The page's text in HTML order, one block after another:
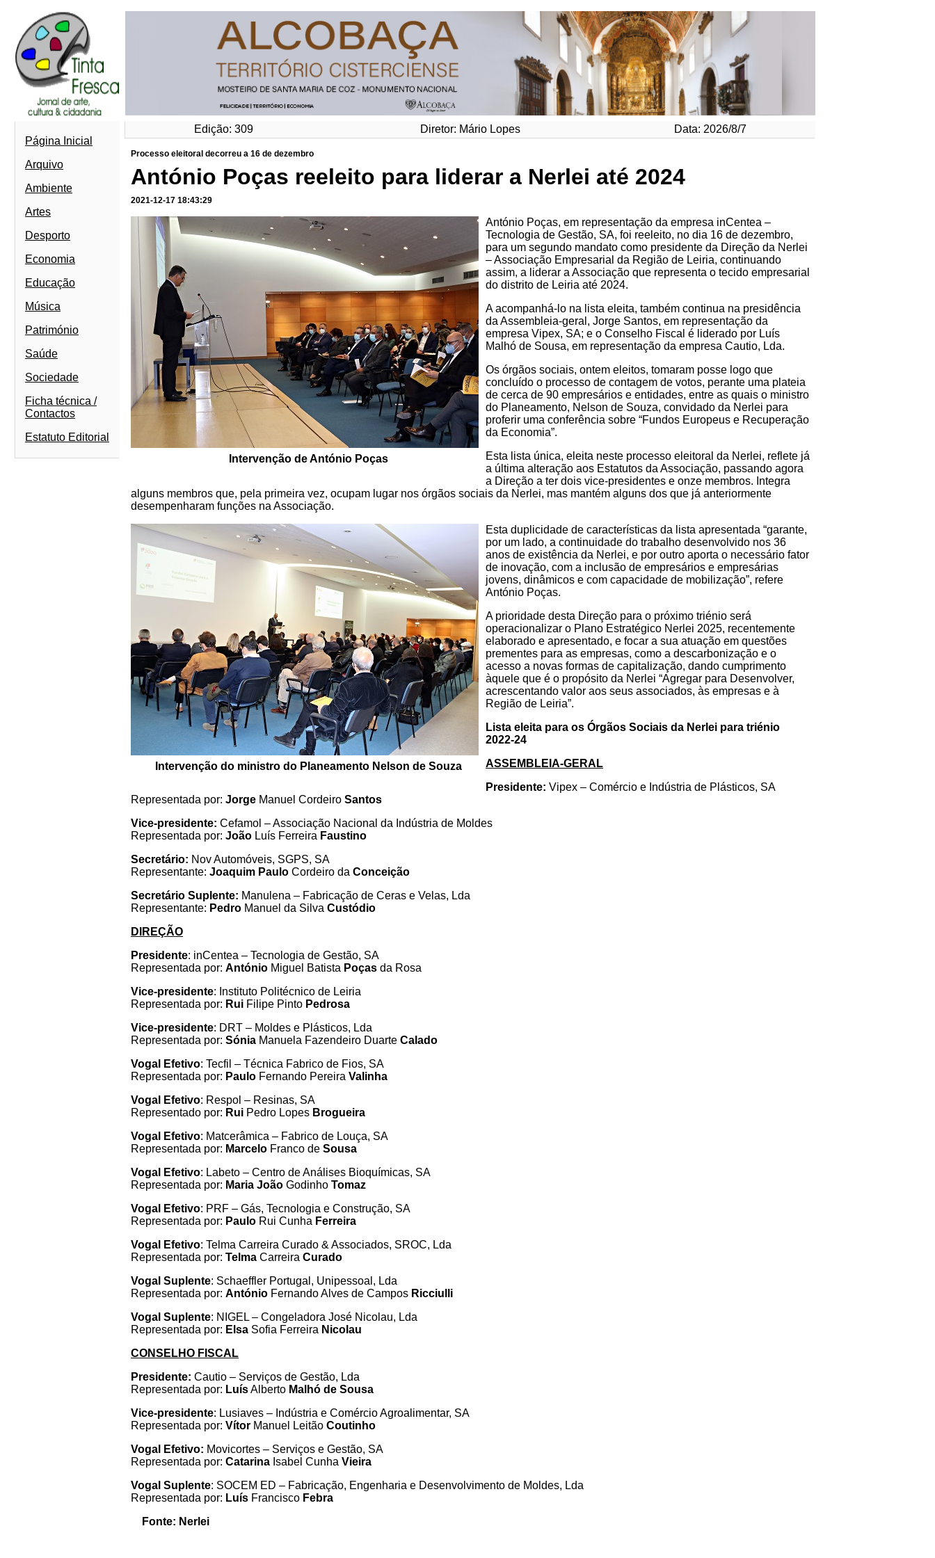
Edição: 309 Diretor: Mário Lopes
Data: 2026/8/7
Página Inicial
Arquivo
Ambiente
Artes
Desporto
Economia
Educação
Música
Património
Saúde
Sociedade
Ficha técnica /
Contactos
Estatuto Editorial
Processo eleitoral decorreu a 16 de dezembro
António Poças reeleito para liderar a Nerlei até 2024
2021-12-17 18:43:29
Intervenção de António Poças
António Poças, em representação da empresa inCentea –
Tecnologia de Gestão, SA, foi reeleito, no dia 16 de dezembro,
para um segundo mandato como presidente da Direção da Nerlei
– Associação Empresarial da Região de Leiria, continuando
assim, a liderar a Associação que representa o tecido empresarial
do distrito de Leiria até 2024.
A acompanhá-lo na lista eleita, também continua na presidência
da Assembleia-geral, Jorge Santos, em representação da
empresa Vipex, SA; e o Conselho Fiscal é liderado por Luís
Malhó de Sousa, em representação da empresa Cautio, Lda.
Os órgãos sociais, ontem eleitos, tomaram posse logo que
concluído o processo de contagem de votos, perante uma plateia
de cerca de 90 empresários e entidades, entre as quais o ministro
do Planeamento, Nelson de Souza, convidado da Nerlei para
proferir uma conferência sobre “Fundos Europeus e Recuperação
da Economia”.
Esta lista única, eleita neste processo eleitoral da Nerlei, reflete já
a última alteração aos Estatutos da Associação, passando agora
a Direção a ter dois vice-presidentes e onze membros. Integra
alguns membros que, pela primeira vez, ocupam lugar nos órgãos sociais da Nerlei, mas mantém alguns dos que já anteriormente
desempenharam funções na Associação.
Intervenção do ministro do Planeamento Nelson de Souza
Esta duplicidade de características da lista apresentada “garante,
por um lado, a continuidade do trabalho desenvolvido nos 36
anos de existência da Nerlei, e por outro aporta o necessário fator
de inovação, com a inclusão de empresários e empresárias
jovens, dinâmicos e com capacidade de mobilização”, refere
António Poças.
A prioridade desta Direção para o próximo triénio será
operacionalizar o Plano Estratégico Nerlei 2025, recentemente
elaborado e apresentado, e focar a sua atuação em questões
prementes para as empresas, como a descarbonização e o
acesso a novas formas de capitalização, dando cumprimento
àquele que é o propósito da Nerlei “Agregar para Desenvolver,
acrescentando valor aos seus associados, às empresas e à
Região de Leiria”.
Lista eleita para os Órgãos Sociais da Nerlei para triénio
2022-24
ASSEMBLEIA-GERAL
Presidente: Vipex – Comércio e Indústria de Plásticos, SA
Representada por: Jorge Manuel Cordeiro Santos
Vice-presidente: Cefamol – Associação Nacional da Indústria de Moldes
Representada por: João Luís Ferreira Faustino
Secretário: Nov Automóveis, SGPS, SA
Representante: Joaquim Paulo Cordeiro da Conceição
Secretário Suplente: Manulena – Fabricação de Ceras e Velas, Lda
Representante: Pedro Manuel da Silva Custódio
DIREÇÃO
Presidente: inCentea – Tecnologia de Gestão, SA
Representada por: António Miguel Batista Poças da Rosa
Vice-presidente: Instituto Politécnico de Leiria
Representada por: Rui Filipe Pinto Pedrosa
Vice-presidente: DRT – Moldes e Plásticos, Lda
Representada por: Sónia Manuela Fazendeiro Duarte Calado
Vogal Efetivo: Tecfil – Técnica Fabrico de Fios, SA
Representada por: Paulo Fernando Pereira Valinha
Vogal
Efetivo: Respol – Resinas, SA
Representado por: Rui Pedro Lopes Brogueira
Vogal Efetivo: Matcerâmica – Fabrico de Louça, SA
Representada por: Marcelo Franco de Sousa
Vogal Efetivo: Labeto – Centro de Análises Bioquímicas, SA
Representada por: Maria João Godinho Tomaz
Vogal Efetivo: PRF – Gás, Tecnologia e Construção, SA
Representada por: Paulo Rui Cunha Ferreira
Vogal Efetivo: Telma Carreira Curado & Associados, SROC, Lda
Representada por: Telma Carreira Curado
Vogal Suplente: Schaeffler Portugal, Unipessoal, Lda
Representada por: António Fernando Alves de Campos Ricciulli
Vogal Suplente: NIGEL – Congeladora José Nicolau, Lda
Representada por: Elsa Sofia Ferreira Nicolau
CONSELHO FISCAL
Presidente: Cautio – Serviços de Gestão, Lda
Representada por: LuísAlberto Malhó de Sousa
Vice-presidente: Lusiaves – Indústria e Comércio Agroalimentar, SA
Representada por: Vítor Manuel Leitão Coutinho
Vogal Efetivo: Movicortes – Serviços e Gestão, SA
Representada por: Catarina Isabel Cunha Vieira
Vogal Suplente: SOCEM ED – Fabricação, Engenharia e Desenvolvimento de Moldes, Lda
Representada por: Luís Francisco Febra
Fonte: Nerlei